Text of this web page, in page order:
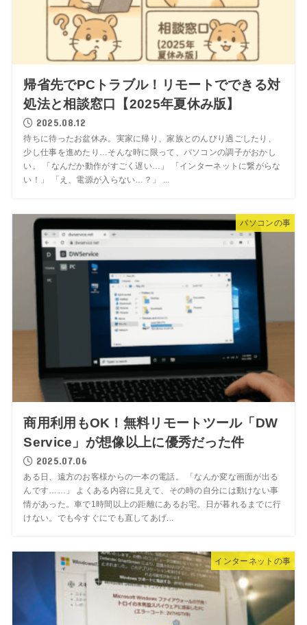
帰省先でPCトラブル！リモートでできる対
処法と相談窓口【2025年夏休み版】
2025.08.12
待ちに待ったお盆休み。実家に帰り、家族とのんびり過ごしたり、
少し仕事を進めたり…そんな時に限って、パソコンの調子がおかし
い。 「なんだか動作がすごく遅い…」 「インターネットに繋がらな
い！」 「え、電源が入らない…？」 ...
パソコンの事
商用利用もOK！無料リモートツール「DW
Service」が想像以上に優秀だった件
2025.07.06
ある日、遠方のお客様からの一本の電話。 「なんか変な画面が出る
んです……」 よくある内容に見えて、その時の自分には動けない事
情があった。車で1時間以上の距離にあるお宅。日が暮れるまでに行
けない。でも今すぐにでも直してあげ...
インターネットの事